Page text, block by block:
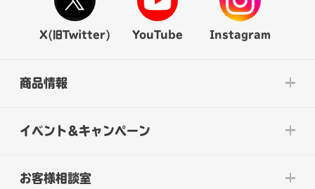
X(旧Twitter) YouTube Instagram
商品情報
イベント&キャンペーン
お客様相談室